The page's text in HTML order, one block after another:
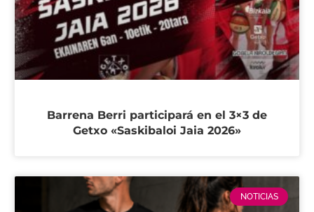
Barrena Berri participará en el 3×3 de
Getxo «Saskibaloi Jaia 2026»
NOTICIAS